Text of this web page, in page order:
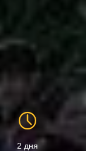
2 дня